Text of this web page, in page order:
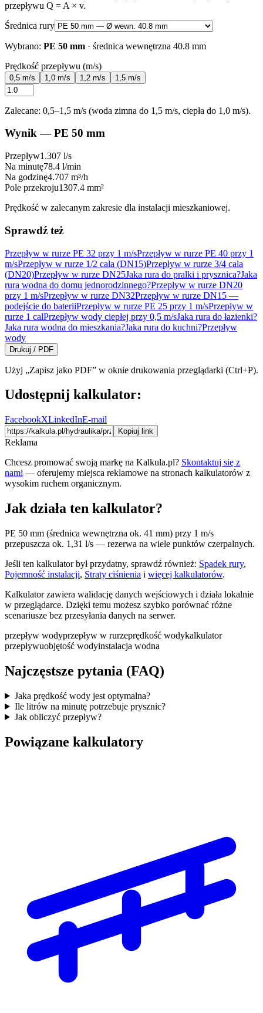
przepływu Q = A × v.
Średnica rury
Wybrano: PE 50 mm · średnica wewnętrzna 40.8 mm
Prędkość przepływu (m/s)
0,5 m/s 1,0 m/s 1,2 m/s 1,5 m/s
Zalecane: 0,5–1,5 m/s (woda zimna do 1,5 m/s, ciepła do 1,0 m/s).
Wynik —PE 50 mm
Przepływ1.307 l/s
Na minutę78.4 l/min
Na godzinę4.707 m³/h
Pole przekroju1307.4 mm²
Prędkość w zalecanym zakresie dla instalacji mieszkaniowej.
Sprawdź też
Przepływ w rurze PE 32 przy 1 m/sPrzepływ w rurze PE 40 przy 1
m/sPrzepływ w rurze 1/2 cala (DN15)Przepływ w rurze 3/4 cala
(DN20)Przepływ w rurze DN25Jaka rura do pralki i prysznica?Jaka
rura wodna do domu jednorodzinnego?Przepływ w rurze DN20
przy 1 m/sPrzepływ w rurze DN32Przepływ w rurze DN15 —
podejście do bateriiPrzepływ w rurze PE 25 przy 1 m/sPrzepływ w
rurze 1 calPrzepływ wody ciepłej przy 0,5 m/sJaka rura do łazienki?
Jaka rura wodna do mieszkania?Jaka rura do kuchni?Przepływ
wody
Drukuj / PDF
Użyj „Zapisz jako PDF” w oknie drukowania przeglądarki (Ctrl+P).
Udostępnij kalkulator:
FacebookXLinkedInE-mail
Kopiuj link
Reklama
Chcesz promować swoją markę na Kalkula.pl? Skontaktuj się z
nami — oferujemy miejsca reklamowe na stronach kalkulatorów z
wysokim ruchem organicznym.
Jak działa ten kalkulator?
PE 50 mm (średnica wewnętrzna ok. 41 mm) przy 1 m/s
przepuszcza ok. 1,31 l/s — rezerwa na wiele punktów czerpalnych.
Jeśli ten kalkulator był przydatny, sprawdź również: Spadek rury,
Pojemność instalacji, Straty ciśnienia i więcej kalkulatorów.
Kalkulator zawiera walidację danych wejściowych i działa lokalnie
w przeglądarce. Dzięki temu możesz szybko porównać różne
scenariusze bez przesyłania danych na serwer.
przepływ wodyprzepływ w rurzeprędkość wodykalkulator
przepływuobjętość wodyinstalacja wodna
Najczęstsze pytania (FAQ)
Jaka prędkość wody jest optymalna?
Ile litrów na minutę potrzebuje prysznic?
Jak obliczyć przepływ?
Powiązane kalkulatory